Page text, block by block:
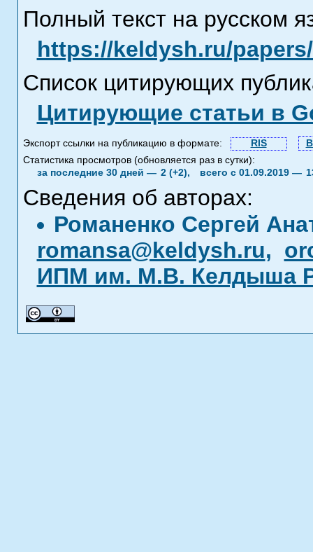
Полный текст на русском
https://keldysh.ru/
Список цитирующих
Цитирующие статьи в
Экспорт ссылки на публикацию в формате: RIS
Статистика просмотров (обновляется раз в сутки):
за последние 30 дней — 2 (+2), всего с 01.09.2019 —
Сведения об авторах:
Романенко Сергей
romansa@keldysh.ru,
ИПМ им. М.В. Келдыша